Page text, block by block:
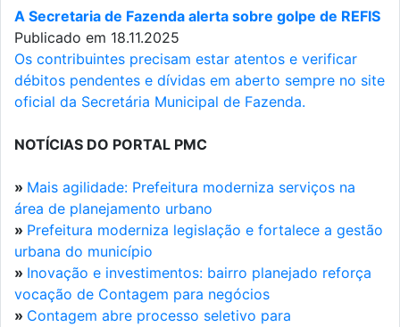
A Secretaria de Fazenda alerta sobre golpe de REFIS
Publicado em 18.11.2025
Os contribuintes precisam estar atentos e verificar
débitos pendentes e dívidas em aberto sempre no site
oficial da Secretária Municipal de Fazenda.
NOTÍCIAS DO PORTAL PMC
» Mais agilidade: Prefeitura moderniza serviços na
área de planejamento urbano
» Prefeitura moderniza legislação e fortalece a gestão
urbana do município
» Inovação e investimentos: bairro planejado reforça
vocação de Contagem para negócios
» Contagem abre processo seletivo para